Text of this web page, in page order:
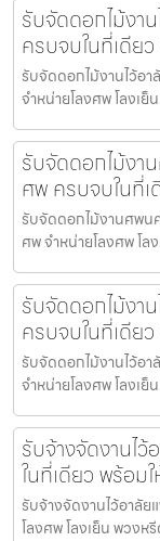
รับจัดดอกไม้งา
ครบจบในที่เดีย
รับจัดดอกไม้งานไว้อ
จำหน่ายโลงศพ โลงเ
รับจัดดอกไม้งา
ศพ ครบจบในที่เ
รับจัดดอกไม้งานศพน
ศพ จำหน่ายโลงศพ โ
รับจัดดอกไม้งา
ครบจบในที่เดีย
รับจัดดอกไม้งานไว้อ
จำหน่ายโลงศพ โลงเ
รับจ้างจัดงานไ
ในที่เดียว พร้อม
รับจ้างจัดงานไว้อาลั
โลงศพ โลงเย็น พวงห